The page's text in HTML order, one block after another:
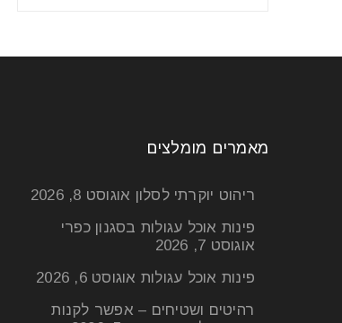
מאמרים מומלצים
ריהוט יוקרתי לסלון אוגוסט 8, 2026
פינות אוכל עגולות בסגנון כפרי
אוגוסט 7, 2026
פינות אוכל עגולות אוגוסט 6, 2026
רהיטים ושטיחים – אפשר לקנות